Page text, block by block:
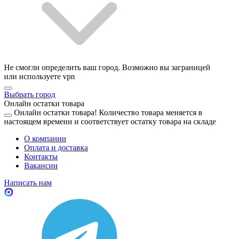
Не смогли определить ваш город. Возможно вы заграницей
или используете vpn
Выбрать город
Онлайн остатки товара
Онлайн остатки товара! Количество товара меняется в
настоящем времени и соответствует остатку товара на складе
О компании
Оплата и доставка
Контакты
Вакансии
Написать нам